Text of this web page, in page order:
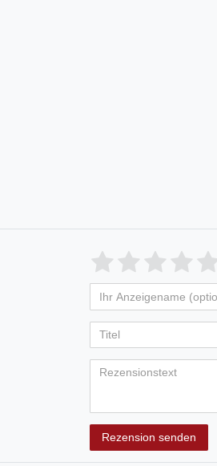
4
5
3
von
5
2
von
5
1
von
5
Anzeigename
(optional)
Rezension senden